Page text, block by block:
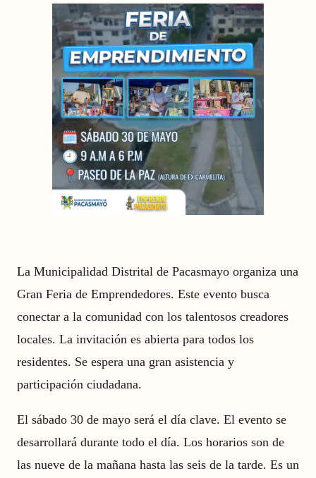
La Municipalidad Distrital de Pacasmayo organiza una
Gran Feria de Emprendedores. Este evento busca
conectar a la comunidad con los talentosos creadores
locales. La invitación es abierta para todos los
residentes. Se espera una gran asistencia y
participación ciudadana.
El sábado 30 de mayo será el día clave. El evento se
desarrollará durante todo el día. Los horarios son de
las nueve de la mañana hasta las seis de la tarde. Es un